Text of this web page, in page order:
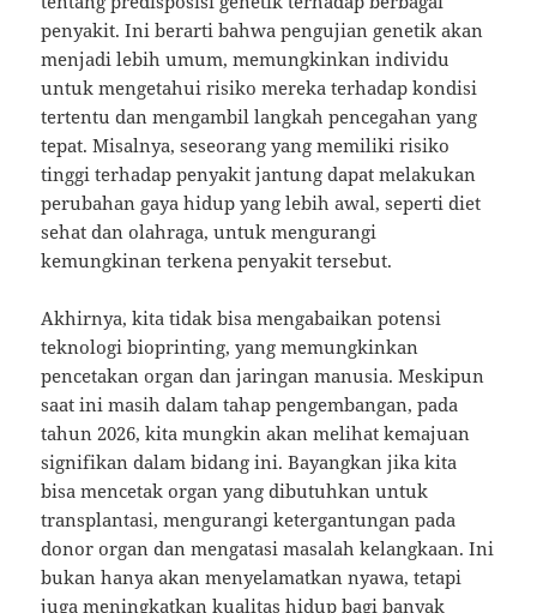
penyakit. Ini berarti bahwa pengujian genetik akan
menjadi lebih umum, memungkinkan individu
untuk mengetahui risiko mereka terhadap kondisi
tertentu dan mengambil langkah pencegahan yang
tepat. Misalnya, seseorang yang memiliki risiko
tinggi terhadap penyakit jantung dapat melakukan
perubahan gaya hidup yang lebih awal, seperti diet
sehat dan olahraga, untuk mengurangi
kemungkinan terkena penyakit tersebut.
Akhirnya, kita tidak bisa mengabaikan potensi
teknologi bioprinting, yang memungkinkan
pencetakan organ dan jaringan manusia. Meskipun
saat ini masih dalam tahap pengembangan, pada
tahun 2026, kita mungkin akan melihat kemajuan
signifikan dalam bidang ini. Bayangkan jika kita
bisa mencetak organ yang dibutuhkan untuk
transplantasi, mengurangi ketergantungan pada
donor organ dan mengatasi masalah kelangkaan. Ini
bukan hanya akan menyelamatkan nyawa, tetapi
juga meningkatkan kualitas hidup bagi banyak